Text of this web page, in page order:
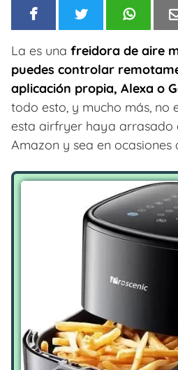
La es una freidora de aire
puedes controlar
aplicación propia, Alexa o
todo esto, y mucho más, no
esta airfryer haya arrasado
Amazon y sea en ocasiones